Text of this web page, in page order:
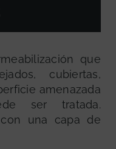
que
cubiertas,
amenazada
ser tratada.
una capa de